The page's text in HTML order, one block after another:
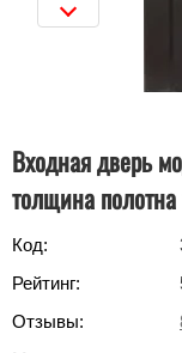
Входная дверь
толщина
Код:
Рейтинг:
Отзывы: